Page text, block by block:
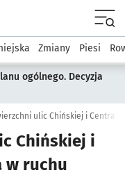
Komunikacja
Zmiany Piesi
ogólnego. Decyzja
ulic Chińskiej i
Chińskiej i
w ruchu